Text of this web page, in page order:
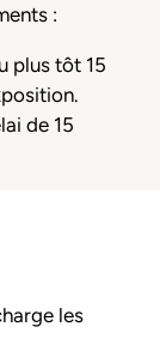
:
plus tôt 15
de 15
les